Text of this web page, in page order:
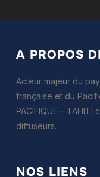
A PROPOS
Acteur majeur du
française et du
PACIFIQUE –
diffuseurs.
NOS LIENS